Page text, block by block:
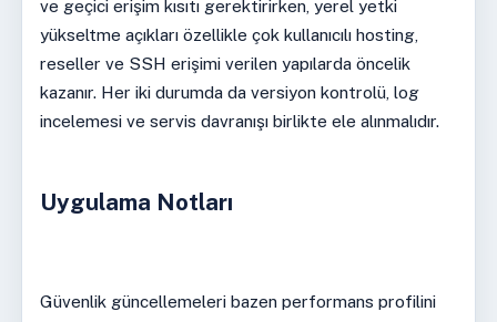
ve geçici erişim kısıtı gerektirirken, yerel yetki
yükseltme açıkları özellikle çok kullanıcılı hosting,
reseller ve SSH erişimi verilen yapılarda öncelik
kazanır. Her iki durumda da versiyon kontrolü, log
incelemesi ve servis davranışı birlikte ele alınmalıdır.
Uygulama Notları
Güvenlik güncellemeleri bazen performans profilini